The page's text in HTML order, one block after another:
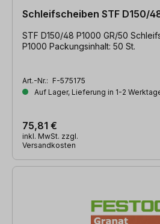
Schleifscheiben STF D150/
STF D150/48 P1000 GR/50
P1000 Packungsinhalt: 50 St.
Art.-Nr.: F-575175
Auf Lager, Lieferung in 1-2
75,81 €
inkl. MwSt. zzgl.
Versandkosten